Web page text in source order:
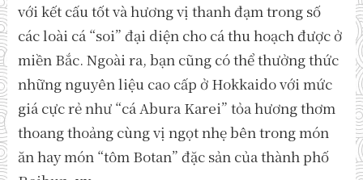
với kết cấu tốt và hương vị thanh đạm trong số
các loài cá “soi” đại diện cho cá thu hoạch được ở
miền Bắc. Ngoài ra, bạn cũng có thể thưởng thức
những nguyên liệu cao cấp ở Hokkaido với mức
giá cực rẻ như “cá Abura Karei” tỏa hương thơm
thoang thoảng cùng vị ngọt nhẹ bên trong món
ăn hay món “tôm Botan” đặc sản của thành phố